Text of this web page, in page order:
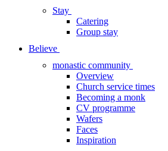
Stay
Catering
Group stay
Believe
monastic community
Overview
Church service times
Becoming a monk
CV programme
Wafers
Faces
Inspiration